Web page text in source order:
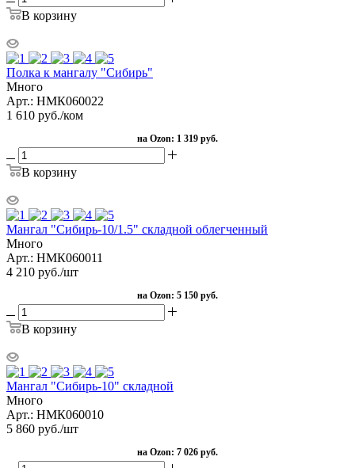
В корзину
Полка к мангалу "Сибирь"
Много
Арт.: НМК060022
1 610 руб./ком
на Ozon: 1 319 руб.
В корзину
Мангал "Сибирь-10/1.5" складной облегченный
Много
Арт.: НМК060011
4 210 руб./шт
на Ozon: 5 150 руб.
В корзину
Мангал "Сибирь-10" складной
Много
Арт.: НМК060010
5 860 руб./шт
на Ozon: 7 026 руб.